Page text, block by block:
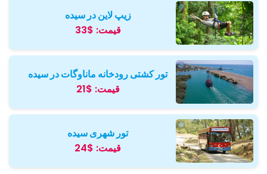
زیپ لاین در سیده
قیمت: $33
تور کشتی رودخانه ماناوگات در سیده
قیمت: $21
تور شهری سیده
قیمت: $24